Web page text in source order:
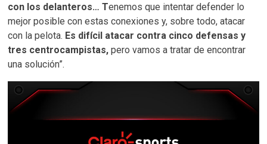
con los delanteros… Tenemos que intentar defender lo
mejor posible con estas conexiones y, sobre todo, atacar
con la pelota. Es difícil atacar contra cinco defensas y
tres centrocampistas, pero vamos a tratar de encontrar
una solución”.